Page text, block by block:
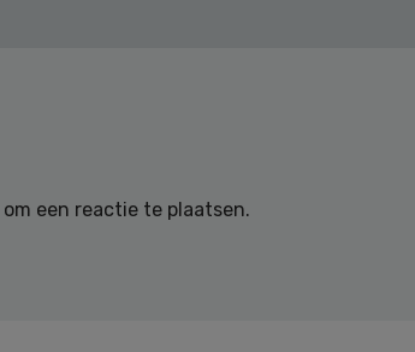
om een reactie te plaatsen.